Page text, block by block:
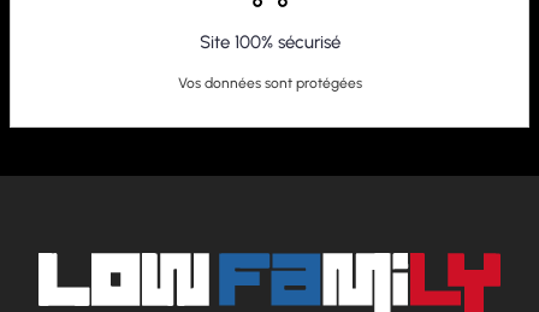
Site 100% sécurisé
Vos données sont protégées